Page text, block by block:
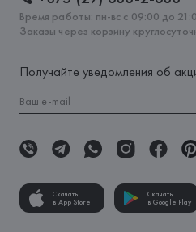
Время работы: пн-вс с 09:00 до
Заказы через корзину
Получайте уведомления об
Скачать
в App Store
Скачать
в Google Play